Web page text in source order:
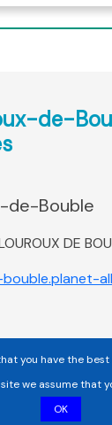
de-
de-Bouble
DE
you have the
we assume that
OK